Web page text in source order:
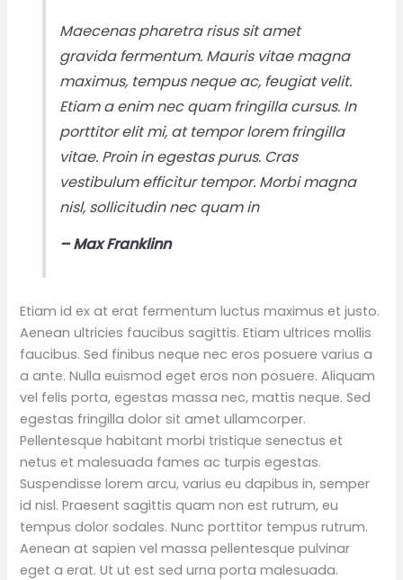
Maecenas pharetra risus sit amet
gravida fermentum. Mauris vitae magna
maximus, tempus neque ac, feugiat velit.
Etiam a enim nec quam fringilla cursus. In
porttitor elit mi, at tempor lorem fringilla
vitae. Proin in egestas purus. Cras
vestibulum efficitur tempor. Morbi magna
nisl, sollicitudin nec quam in
– Max Franklinn
Etiam id ex at erat fermentum luctus maximus et justo.
Aenean ultricies faucibus sagittis. Etiam ultrices mollis
faucibus. Sed finibus neque nec eros posuere varius a
a ante. Nulla euismod eget eros non posuere. Aliquam
vel felis porta, egestas massa nec, mattis neque. Sed
egestas fringilla dolor sit amet ullamcorper.
Pellentesque habitant morbi tristique senectus et
netus et malesuada fames ac turpis egestas.
Suspendisse lorem arcu, varius eu dapibus in, semper
id nisl. Praesent sagittis quam non est rutrum, eu
tempus dolor sodales. Nunc porttitor tempus rutrum.
Aenean at sapien vel massa pellentesque pulvinar
eget a erat. Ut ut est sed urna porta malesuada.